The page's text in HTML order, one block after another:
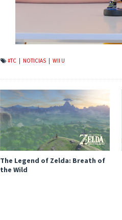
#TC NOTICIAS WII U
The Legend of Zelda: Breath of
the Wild